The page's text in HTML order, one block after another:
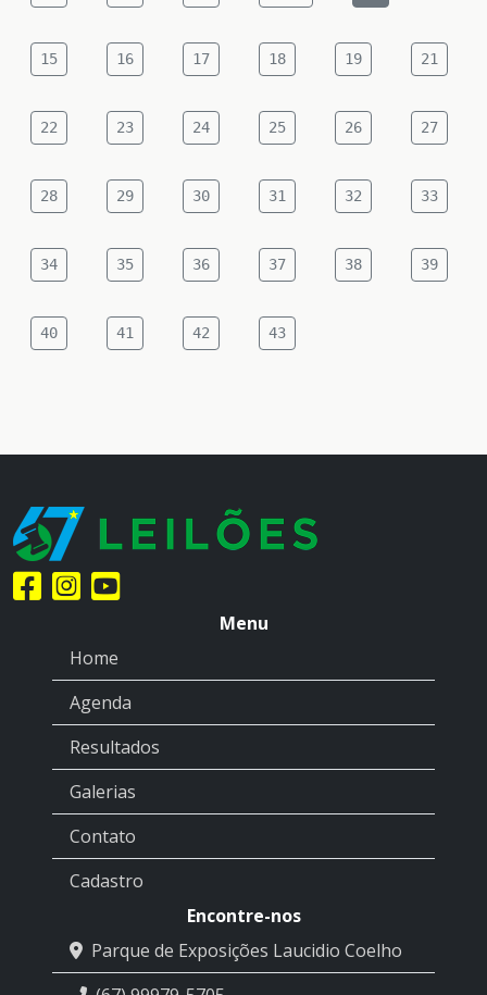
15 16 17 18 19 21
22 23 24 25 26 27
28 29 30 31 32 33
34 35 36 37 38 39
40 41 42 43
Menu
Home
Agenda
Resultados
Galerias
Contato
Cadastro
Encontre-nos
Parque de Exposições Laucidio Coelho